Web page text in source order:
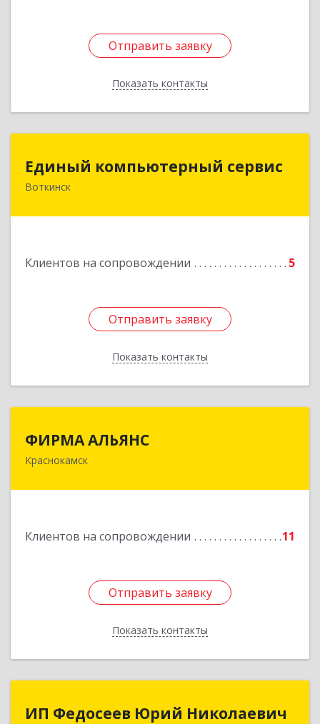
Отправить заявку
Показать контакты
Отправить заявку
Назад
Единый компьютерный сервис
Воткинск
Клиентов на сопровождении 5
Отправить заявку
Показать контакты
Единый компьютерный сервис
Отправить заявку
Назад
ФИРМА АЛЬЯНС
Краснокамск
Клиентов на сопровождении 11
Отправить заявку
Показать контакты
Отправить заявку
Назад
ИП Федосеев Юрий Николаевич
ИП Федосеев Юрий Николаевич